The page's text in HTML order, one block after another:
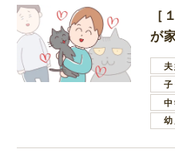
［
が